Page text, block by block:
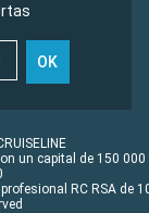
OK
un capital de 150 000
RC RSA de